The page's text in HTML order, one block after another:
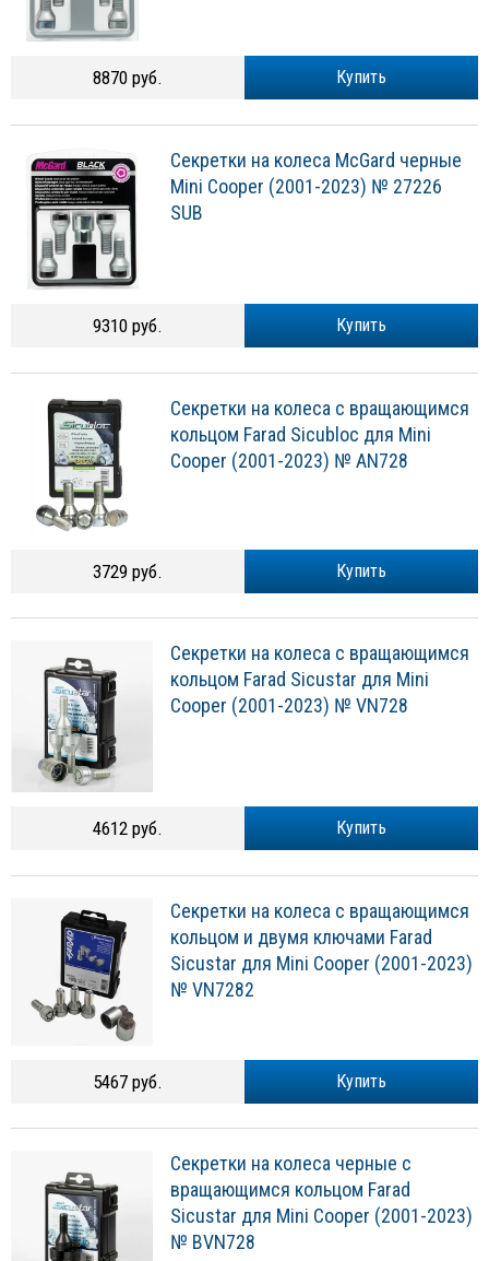
Купить
8870 руб.
Секретки на колеса McGard черные
Mini Cooper (2001-2023) № 27226
SUB
Купить
9310 руб.
Секретки на колеса с вращающимся
кольцом Farad Sicubloc для Mini
Cooper (2001-2023) № AN728
Купить
3729 руб.
Секретки на колеса с вращающимся
кольцом Farad Sicustar для Mini
Cooper (2001-2023) № VN728
Купить
4612 руб.
Секретки на колеса с вращающимся
кольцом и двумя ключами Farad
Sicustar для Mini Cooper (2001-2023)
№ VN7282
Купить
5467 руб.
Секретки на колеса черные с
вращающимся кольцом Farad
Sicustar для Mini Cooper (2001-2023)
№ BVN728